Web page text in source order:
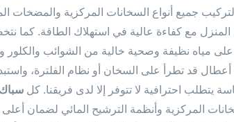
جميع أنواع السخانات المركزية والمضخات
مع كفاءة عالية في استهلاك الطاقة. كما
مياه نظيفة وصحية خالية من الشوائب والكلور
قد تطرأ على السخان أو نظام الفلترة،
يتطلب احترافية لا تتوفر إلا لدى فريقنا. كل
المركزية وأنظمة الترشيح المائي لضمان أعلى